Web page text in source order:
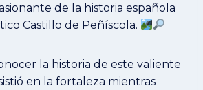
de la historia española
Castillo de Peñíscola.
la historia de este valiente
en la fortaleza mientras